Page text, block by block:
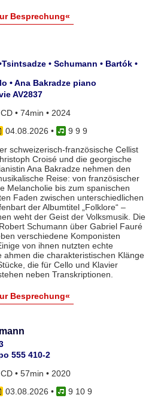
Besprechung«
• Schumann • Bartók •
• Ana Bakradze piano
AV2837
• 74min • 2024
04.08.2026 •
9 9 9
schweizerisch-französische Cellist
Croisé und die georgische
Ana Bakradze nehmen den
Reise: von französischer
Melancholie bis zum spanischen
Faden zwischen unterschiedlichen
der Albumtitel „Folklore“ –
weht der Geist der Volksmusik. Die
Schumann über Gabriel Fauré
verschiedene Komponisten
von ihnen nutzten echte
ahmen die charakteristischen Klänge
die für Cello und Klavier
neben Transkriptionen.
Besprechung«
555 410-2
• 57min • 2020
03.08.2026 •
9 10 9